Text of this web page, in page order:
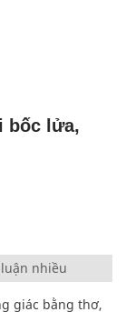
bốc lửa,
nhiều
giác bằng thơ,